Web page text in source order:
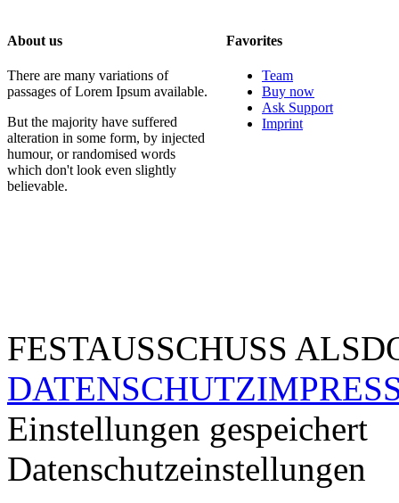
About us
There are many variations of
passages of Lorem Ipsum available.
But the majority have suffered
alteration in some form, by injected
humour, or randomised words
which don't look even slightly
believable.
Favorites
Team
Buy now
Ask Support
Imprint
FESTAUSSCHUSS
DATENSCHUTZ
Einstellungen gespeichert
Datenschutzeinstellungen